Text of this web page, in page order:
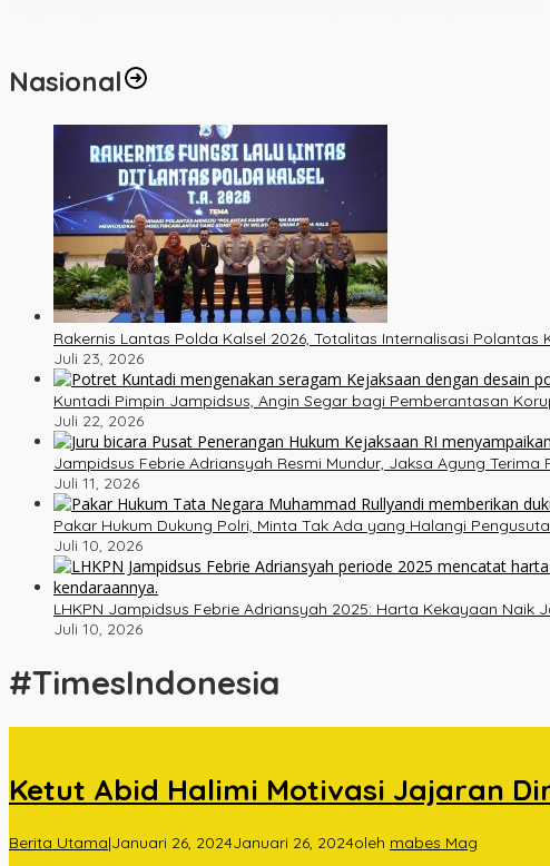
Nasional
Rakernis Lantas Polda Kalsel 2026, Totalitas Internalisasi Polantas
Juli 23, 2026
Kuntadi Pimpin Jampidsus, Angin Segar bagi Pemberantasan
Juli 22, 2026
Jampidsus Febrie Adriansyah Resmi Mundur, Jaksa Agung
Juli 11, 2026
Pakar Hukum Dukung Polri, Minta Tak Ada yang Halangi
Juli 10, 2026
LHKPN Jampidsus Febrie Adriansyah 2025: Harta Kekayaan Naik
Juli 10, 2026
#TimesIndonesia
Ketut Abid Halimi Motivasi Jajaran
Berita Utama|Januari 26, 2024Januari 26, 2024oleh mabes Mag